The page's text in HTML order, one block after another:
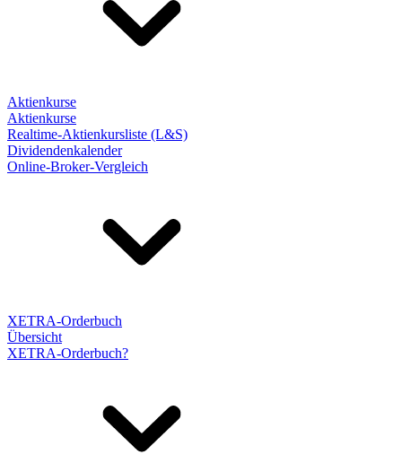
Aktienkurse
Aktienkurse
Realtime-Aktienkursliste (L&S)
Dividendenkalender
Online-Broker-Vergleich
XETRA-Orderbuch
Übersicht
XETRA-Orderbuch?